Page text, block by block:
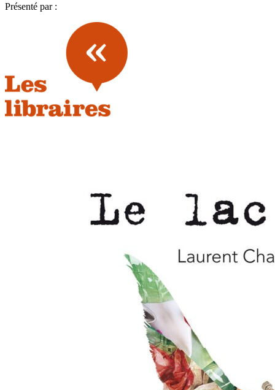
Présenté par :